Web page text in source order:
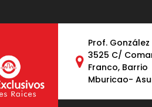
Prof. González
3525 C/
Franco, Barrio
Mburicao-